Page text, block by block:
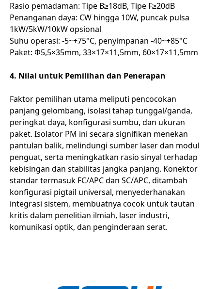
Rasio pemadaman: Tipe B≥18dB, Tipe F≥20dB
Penanganan daya: CW hingga 10W, puncak pulsa
1kW/5kW/10kW opsional
Suhu operasi: -5~+75°C, penyimpanan -40~+85°C
Paket: Φ5,5×35mm, 33×17×11,5mm, 60×17×11,5mm
4. Nilai untuk Pemilihan dan Penerapan
Faktor pemilihan utama meliputi pencocokan
panjang gelombang, isolasi tahap tunggal/ganda,
peringkat daya, konfigurasi sumbu, dan ukuran
paket. Isolator PM ini secara signifikan menekan
pantulan balik, melindungi sumber laser dan modul
penguat, serta meningkatkan rasio sinyal terhadap
kebisingan dan stabilitas jangka panjang. Konektor
standar termasuk FC/APC dan SC/APC, ditambah
konfigurasi pigtail universal, menyederhanakan
integrasi sistem, membuatnya cocok untuk tautan
kritis dalam penelitian ilmiah, laser industri,
komunikasi optik, dan penginderaan serat.